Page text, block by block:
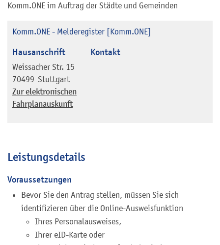
Komm.ONE im Auftrag der Städte und Gemeinden
Komm.ONE - Melderegister [Komm.ONE]
Hausanschrift
Weissacher Str. 15
70499 Stuttgart
Zur elektronischen
Fahrplanauskunft
Kontakt
Leistungsdetails
Voraussetzungen
Bevor Sie den Antrag stellen, müssen Sie sich
identifizieren über die Online-Ausweisfunktion
Ihres Personalausweises,
Ihrer eID-Karte oder